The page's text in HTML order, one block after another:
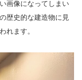
画像になってしまい
歴史的な建造物に見
れます。